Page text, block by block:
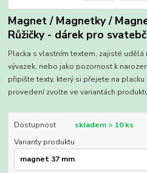
Magnet / Magnetky /
Růžičky - dárek pro
Placka s vlastním textem, zajisté
vývazek, nebo jako pozornost k
připište texty, který si přejete na
provedení zvolte ve variantách
Dostupnost
skladem > 10 ks
Varianty produktu